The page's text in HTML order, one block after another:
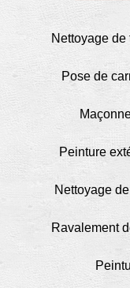
Nettoyage
Pose de
Peinture
Nettoyage
Ravalement